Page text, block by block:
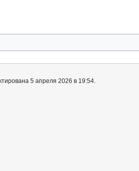
5 апреля 2026 в 19:54.